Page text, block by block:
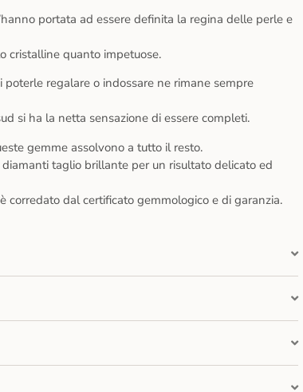
portata ad essere definita la regina delle perle e
cristalline quanto impetuose.
regalare o indossare ne rimane sempre
si ha la netta sensazione di essere completi.
gemme assolvono a tutto il resto.
taglio brillante per un risultato delicato ed
corredato dal certificato gemmologico e di garanzia.